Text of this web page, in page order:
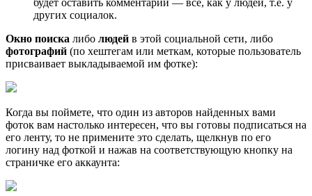
других социалок.
Окно поиска либо людей в этой социальной сети, либо
фотографий (по хештегам или меткам, которые пользователь
присваивает выкладываемой им фотке):
Когда вы поймете, что один из авторов найденных вами
фоток вам настолько интересен, что вы готовы подписаться на
его ленту, то не примените это сделать, щелкнув по его
логину над фоткой и нажав на соответствующую кнопку на
страничке его аккаунта: